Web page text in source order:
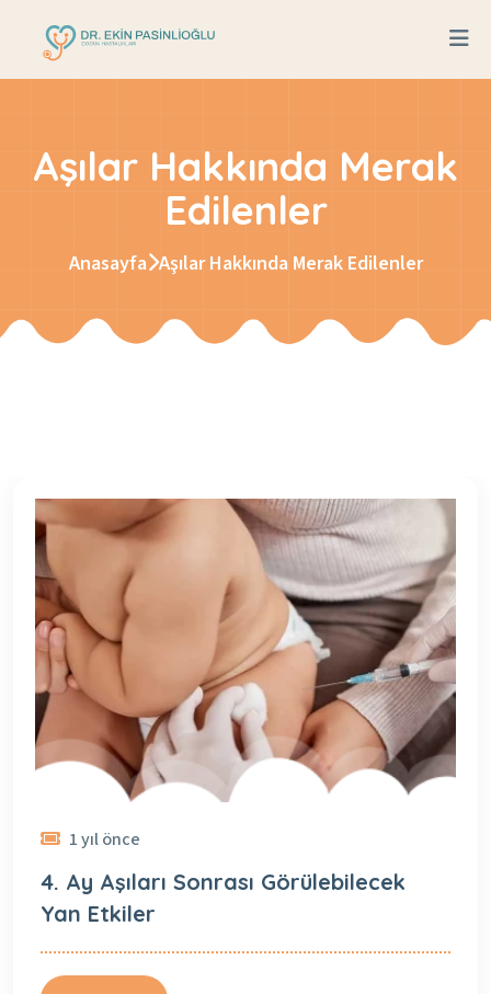
Aşılar Hakkında Merak
Edilenler
Anasayfa Aşılar Hakkında Merak Edilenler
1 yıl önce
4. Ay Aşıları Sonrası Görülebilecek
Yan Etkiler